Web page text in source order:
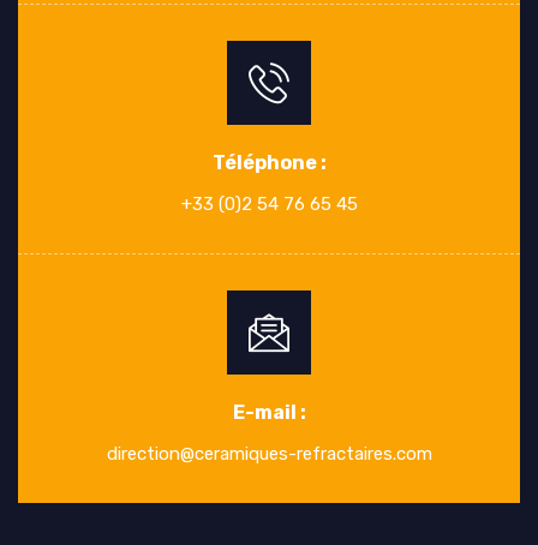
Téléphone :
+33 (0)2 54 76 65 45
E-mail :
direction@ceramiques-refractaires.com